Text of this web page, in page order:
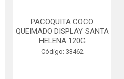
PACOQUITA COCO
QUEIMADO DISPLAY SANTA
HELENA 120G
Código: 33462